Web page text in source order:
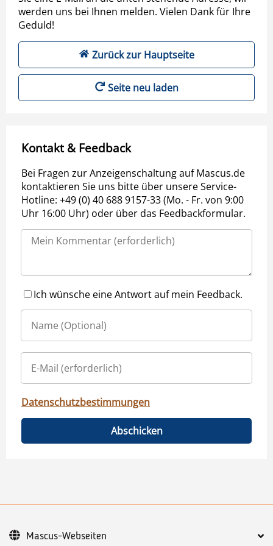
werden uns bei Ihnen melden. Vielen Dank für Ihre
Geduld!
Zurück zur Hauptseite
Seite neu laden
Kontakt & Feedback
Bei Fragen zur Anzeigenschaltung auf Mascus.de
kontaktieren Sie uns bitte über unsere Service-
Hotline: +49 (0) 40 688 9157-33 (Mo. - Fr. von 9:00
Uhr 16:00 Uhr) oder über das Feedbackformular.
Ich wünsche eine Antwort auf mein Feedback.
Datenschutzbestimmungen
Abschicken
Mascus-Webseiten